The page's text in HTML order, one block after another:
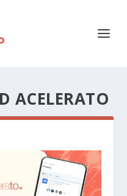
ACELERATO